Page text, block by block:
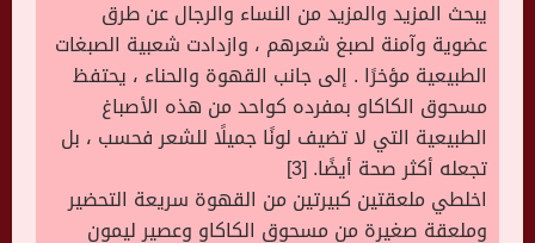
يبحث المزيد والمزيد من النساء والرجال عن طرق
عضوية وآمنة لصبغ شعرهم ، وازدادت شعبية الصبغات
الطبيعية مؤخرًا . إلى جانب القهوة والحناء ، يحتفظ
مسحوق الكاكاو بمفرده كواحد من هذه الأصباغ
الطبيعية التي لا تضيف لونًا جميلًا للشعر فحسب ، بل
تجعله أكثر صحة أيضًا. [3]
اخلطي ملعقتين كبيرتين من القهوة سريعة التحضير
وملعقة صغيرة من مسحوق الكاكاو وعصير ليمون